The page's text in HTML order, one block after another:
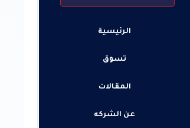
الرئيسية
تسوق
المقالات
عن الشركه